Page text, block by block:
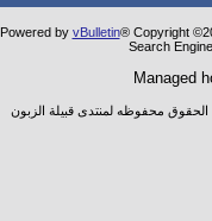
Powered by vBulletin® Copyright
Search
Managed
الحقوق محفوظه لمنتدى قبيلة الزبون